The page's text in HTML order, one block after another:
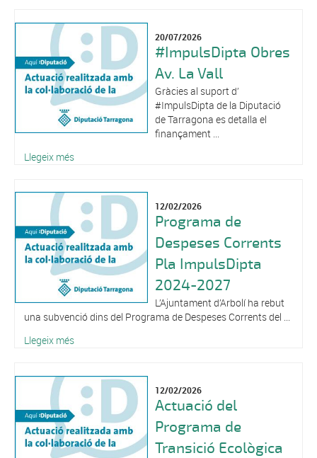
20/07/2026
#ImpulsDipta Obres
Av. La Vall
Gràcies al suport d’
#ImpulsDipta de la Diputació
de Tarragona es detalla el
finançament ...
Llegeix més
12/02/2026
Programa de
Despeses Corrents
Pla ImpulsDipta
2024-2027
L’Ajuntament d’Arbolí ha rebut
una subvenció dins del Programa de Despeses Corrents del ...
Llegeix més
12/02/2026
Actuació del
Programa de
Transició Ecològica